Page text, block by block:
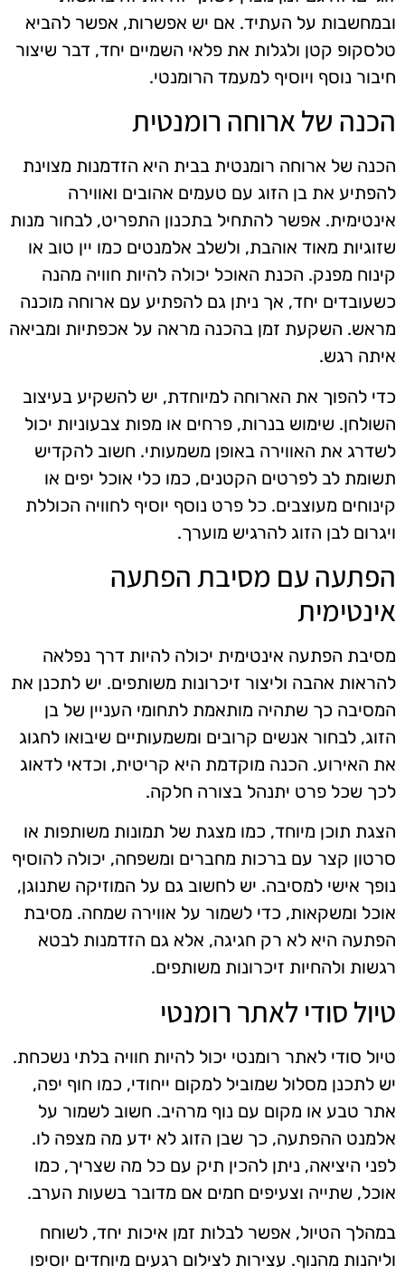
ובמחשבות על העתיד. אם יש אפשרות, אפשר להביא
טלסקופ קטן ולגלות את פלאי השמיים יחד, דבר שיצור
חיבור נוסף ויוסיף למעמד הרומנטי.
הכנה של ארוחה רומנטית
הכנה של ארוחה רומנטית בבית היא הזדמנות מצוינת
להפתיע את בן הזוג עם טעמים אהובים ואווירה
אינטימית. אפשר להתחיל בתכנון התפריט, לבחור מנות
שזוגיות מאוד אוהבת, ולשלב אלמנטים כמו יין טוב או
קינוח מפנק. הכנת האוכל יכולה להיות חוויה מהנה
כשעובדים יחד, אך ניתן גם להפתיע עם ארוחה מוכנה
מראש. השקעת זמן בהכנה מראה על אכפתיות ומביאה
איתה רגש.
כדי להפוך את הארוחה למיוחדת, יש להשקיע בעיצוב
השולחן. שימוש בנרות, פרחים או מפות צבעוניות יכול
לשדרג את האווירה באופן משמעותי. חשוב להקדיש
תשומת לב לפרטים הקטנים, כמו כלי אוכל יפים או
קינוחים מעוצבים. כל פרט נוסף יוסיף לחוויה הכוללת
ויגרום לבן הזוג להרגיש מוערך.
הפתעה עם מסיבת הפתעה
אינטימית
מסיבת הפתעה אינטימית יכולה להיות דרך נפלאה
להראות אהבה וליצור זיכרונות משותפים. יש לתכנן את
המסיבה כך שתהיה מותאמת לתחומי העניין של בן
הזוג, לבחור אנשים קרובים ומשמעותיים שיבואו לחגוג
את האירוע. הכנה מוקדמת היא קריטית, וכדאי לדאוג
לכך שכל פרט יתנהל בצורה חלקה.
הצגת תוכן מיוחד, כמו מצגת של תמונות משותפות או
סרטון קצר עם ברכות מחברים ומשפחה, יכולה להוסיף
נופך אישי למסיבה. יש לחשוב גם על המוזיקה שתנוגן,
אוכל ומשקאות, כדי לשמור על אווירה שמחה. מסיבת
הפתעה היא לא רק חגיגה, אלא גם הזדמנות לבטא
רגשות ולהחיות זיכרונות משותפים.
טיול סודי לאתר רומנטי
טיול סודי לאתר רומנטי יכול להיות חוויה בלתי נשכחת.
יש לתכנן מסלול שמוביל למקום ייחודי, כמו חוף יפה,
אתר טבע או מקום עם נוף מרהיב. חשוב לשמור על
אלמנט ההפתעה, כך שבן הזוג לא ידע מה מצפה לו.
לפני היציאה, ניתן להכין תיק עם כל מה שצריך, כמו
אוכל, שתייה וצעיפים חמים אם מדובר בשעות הערב.
במהלך הטיול, אפשר לבלות זמן איכות יחד, לשוחח
וליהנות מהנוף. עצירות לצילום רגעים מיוחדים יוסיפו